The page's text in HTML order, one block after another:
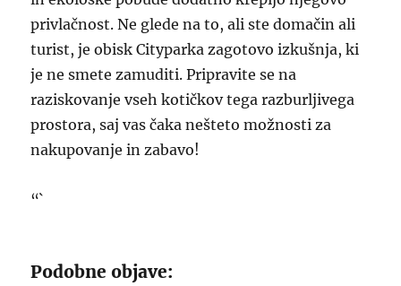
privlačnost. Ne glede na to, ali ste domačin ali
turist, je obisk Cityparka zagotovo izkušnja, ki
je ne smete zamuditi. Pripravite se na
raziskovanje vseh kotičkov tega razburljivega
prostora, saj vas čaka nešteto možnosti za
nakupovanje in zabavo!
“`
Podobne objave: